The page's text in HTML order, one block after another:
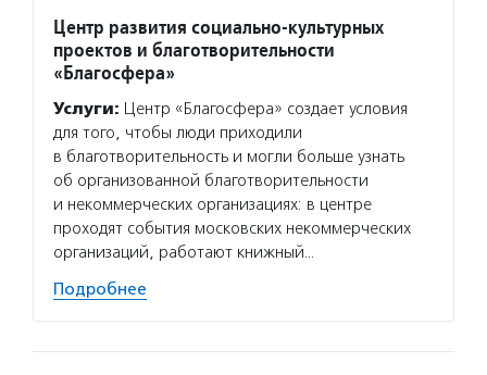
Центр развития социально-культурных
проектов и благотворительности
«Благосфера»
Услуги: Центр «Благосфера» создает условия
для того, чтобы люди приходили
в благотворительность и могли больше узнать
об организованной благотворительности
и некоммерческих организациях: в центре
проходят события московских некоммерческих
организаций, работают книжный…
Подробнее